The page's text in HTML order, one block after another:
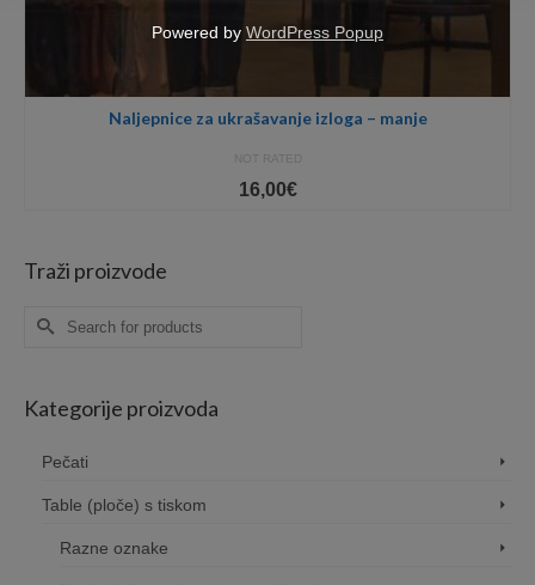
Naljepnice za ukrašavanje izloga – manje
NOT RATED
16,00€
Traži proizvode
Search
Kategorije proizvoda
Pečati
Table (ploče) s tiskom
Razne oznake
Powered by WordPress Popup